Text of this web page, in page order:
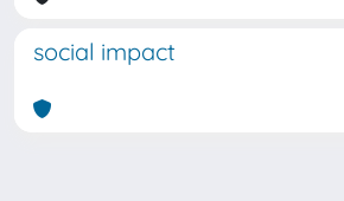
social impact